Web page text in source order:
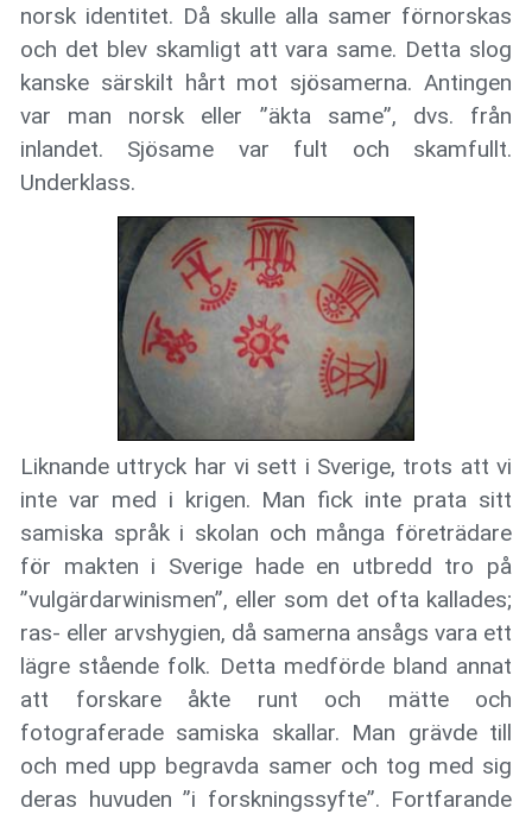
norsk identitet. Då skulle alla samer förnorskas
och det blev skamligt att vara same. Detta slog
kanske särskilt hårt mot sjösamerna. Antingen
var man norsk eller ”äkta same”, dvs. från
inlandet. Sjösame var fult och skamfullt.
Underklass.
Liknande uttryck har vi sett i Sverige, trots att vi
inte var med i krigen. Man fick inte prata sitt
samiska språk i skolan och många företrädare
för makten i Sverige hade en utbredd tro på
”vulgärdarwinismen”, eller som det ofta kallades;
ras- eller arvshygien, då samerna ansågs vara ett
lägre stående folk. Detta medförde bland annat
att forskare åkte runt och mätte och
fotograferade samiska skallar. Man grävde till
och med upp begravda samer och tog med sig
deras huvuden ”i forskningssyfte”. Fortfarande